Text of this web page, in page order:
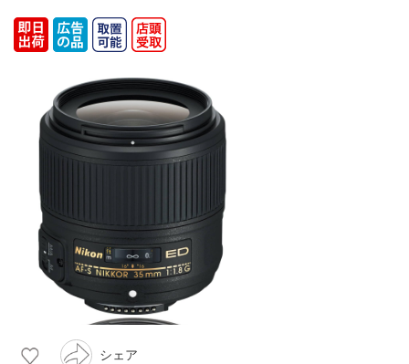
シェア